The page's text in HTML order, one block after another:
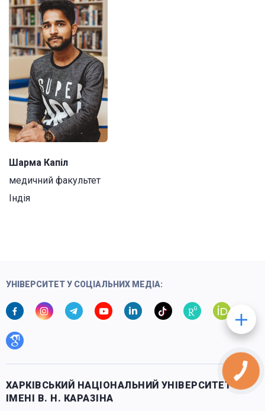
Шарма Капіл
медичний факультет
Індія
УНІВЕРСИТЕТ У СОЦІАЛЬНИХ МЕДІА:
ХАРКІВСЬКИЙ НАЦІОНАЛЬНИЙ УНІВЕРСИТЕТ
ІМЕНІ В. Н. КАРАЗІНА